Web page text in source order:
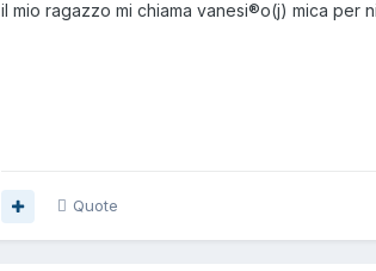
il mio ragazzo mi chiama vanesi®o(j) mica per
Quote